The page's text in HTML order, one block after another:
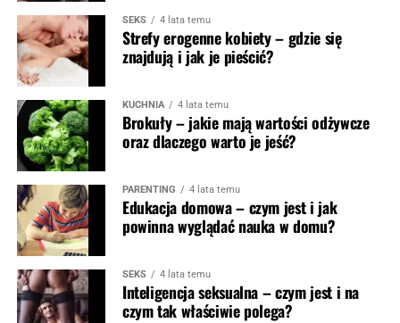
SEKS 4 lata temu
Strefy erogenne kobiety – gdzie się
znajdują i jak je pieścić?
KUCHNIA 4 lata temu
Brokuły – jakie mają wartości odżywcze
oraz dlaczego warto je jeść?
PARENTING 4 lata temu
Edukacja domowa – czym jest i jak
powinna wyglądać nauka w domu?
SEKS 4 lata temu
Inteligencja seksualna – czym jest i na
czym tak właściwie polega?